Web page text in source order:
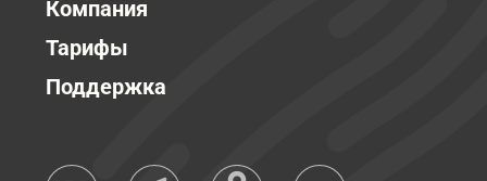
Компания
Тарифы
Поддержка